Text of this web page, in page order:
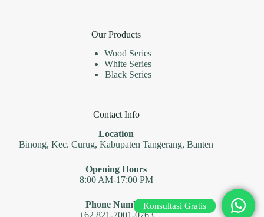
Our Products
Wood Series
White Series
Black Series
Contact Info
Location
Binong, Kec. Curug, Kabupaten Tangerang, Banten
Opening Hours
8:00 AM-17:00 PM
Phone NumberKonsultasi Gratis